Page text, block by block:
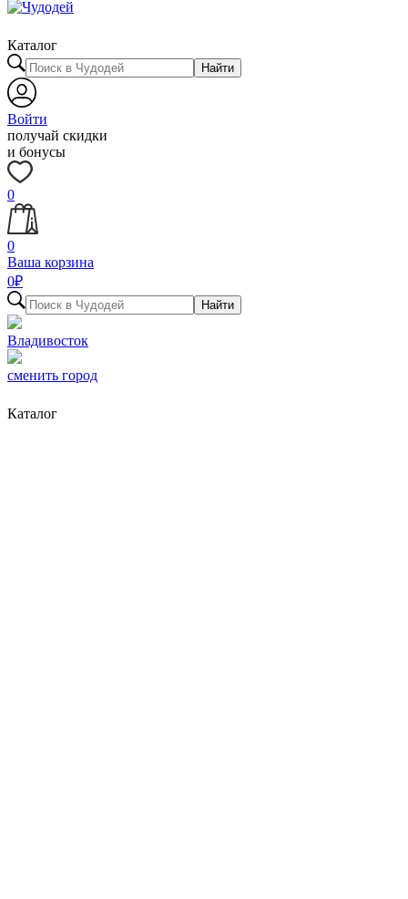
Каталог
Найти
Войти
получай скидки
и бонусы
0
0
Ваша корзина
0₽
Найти
Владивосток
сменить город
Каталог